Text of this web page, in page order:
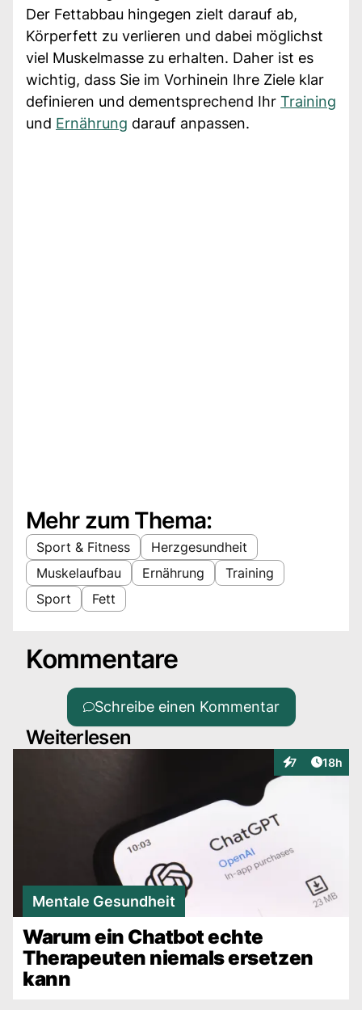
Der Fettabbau hingegen zielt darauf ab,
Körperfett zu verlieren und dabei möglichst
viel Muskelmasse zu erhalten. Daher ist es
wichtig, dass Sie im Vorhinein Ihre Ziele klar
definieren und dementsprechend Ihr Training
und Ernährung darauf anpassen.
Mehr zum Thema:
Sport & Fitness
Herzgesundheit
Muskelaufbau
Ernährung
Training
Sport
Fett
Kommentare
Schreibe einen Kommentar
Weiterlesen
7
Interaktionen
Artikel
18h
Mentale Gesundheit
Warum ein Chatbot echte
Therapeuten niemals ersetzen
kann